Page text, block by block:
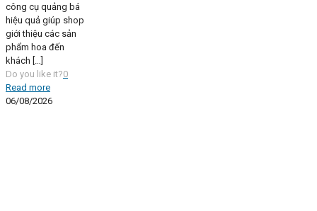
công cụ quảng bá
hiệu quả giúp shop
giới thiệu các sản
phẩm hoa đến
khách […]
Do you like it?0
Read more
06/08/2026